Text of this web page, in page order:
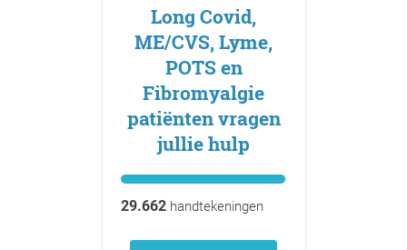
Long Covid,
ME/CVS, Lyme,
POTS en
Fibromyalgie
patiënten vragen
jullie hulp
29.662handtekeningen